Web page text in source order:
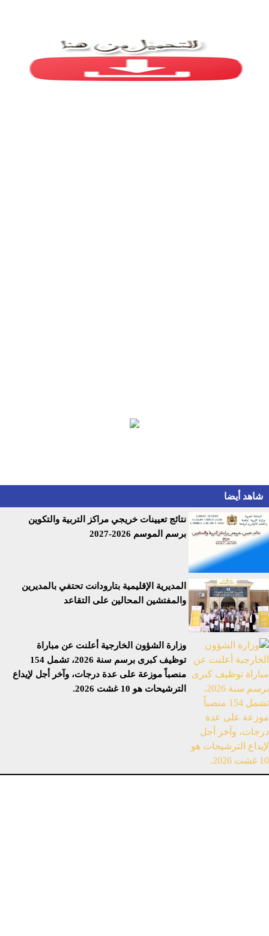
شاهد أيضا
نتائج تعيينات خريجي مراكز التربية والتكوين
برسم الموسم 2026-2027
المديرية الإقليمية بتارودانت تحتفي بالمديرين
والمفتشين المحالين على التقاعد
وزارة الشؤون الخارجية أعلنت عن مباراة
توظيف كبرى برسم سنة 2026، تشمل 154
منصباً موزعة على عدة درجات، وآخر أجل لإيداع
الترشيحات هو 10 غشت 2026.